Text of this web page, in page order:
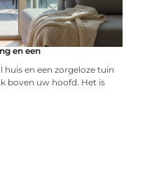
en een
huis en een zorgeloze tuin
boven uw hoofd. Het is